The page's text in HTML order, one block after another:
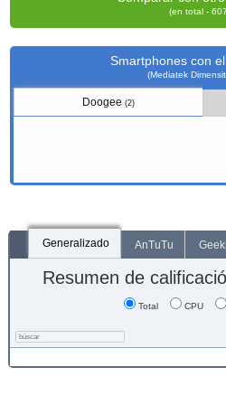
(en total -
Smartphones con
(Mediatek
Doogee(2)
Generalizado AnTuTu
Resumen de
Total CPU